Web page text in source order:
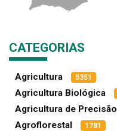
CATEGORIAS
Agricultura 5351
Agricultura Biológica
Agricultura de Precisão
Agroflorestal 1781